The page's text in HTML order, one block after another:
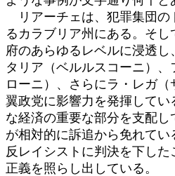
リアーチェは、犯罪集団の
るカラブリア州にある。そ
府のあらゆるレベルに浸透
タリア（ベルルスコーニ）
ローニ）、さらにラ・レガ
翼政党に影響力を発揮して
な経済の重要な部分を支配し
が相対的に訴追から免れてい
反レイシストに判決を下し
正義を照らし出している。